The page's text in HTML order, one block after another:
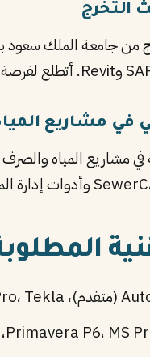
التخرج
جامعة الملك سعود
في مشاريع
المطلوبة